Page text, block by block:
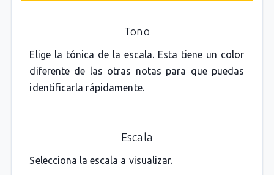
Tono
Elige la tónica de la escala. Esta tiene un color
diferente de las otras notas para que puedas
identificarla rápidamente.
Escala
Selecciona la escala a visualizar.